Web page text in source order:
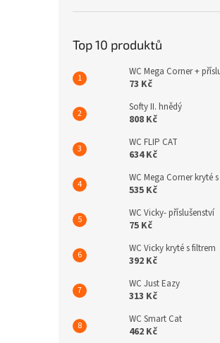
Top 10 produktů
WC Mega Corner +
73 Kč
Softy II. hnědý
808 Kč
WC FLIP CAT
634 Kč
WC Mega Corner kryté
535 Kč
WC Vicky- příslušenství
75 Kč
WC Vicky kryté s filtrem
392 Kč
WC Just Eazy
313 Kč
WC Smart Cat
462 Kč